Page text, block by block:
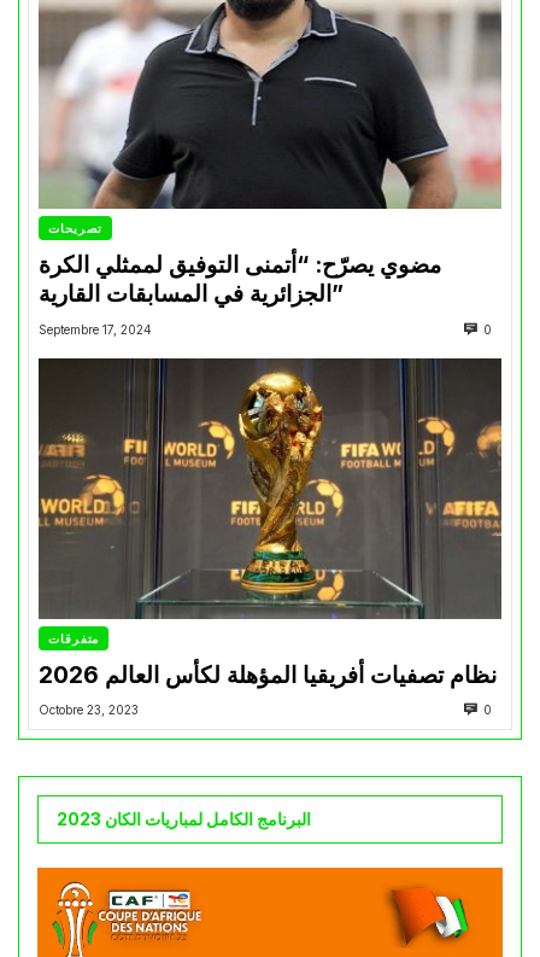
تصريحات
مضوي يصرّح: “أتمنى التوفيق لممثلي الكرة
الجزائرية في المسابقات القارية”
Septembre 17, 2024 0
متفرقات
نظام تصفيات أفريقيا المؤهلة لكأس العالم 2026
Octobre 23, 2023 0
البرنامج الكامل لمباريات الكان 2023